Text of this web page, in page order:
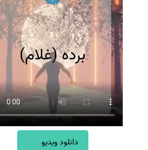
دانلود ویدیو